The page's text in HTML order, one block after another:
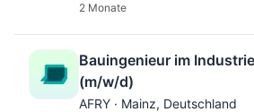
2 Monate
Bauingenieur im
(m/w/d)
AFRY · Mainz, Deutschland